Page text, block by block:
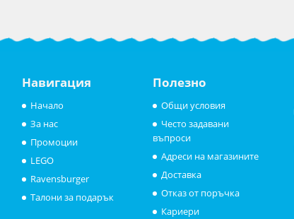
Навигация
Начало
За нас
Промоции
LEGO
Ravensburger
Талони за подарък
Полезно
Общи условия
Често задавани
въпроси
Адреси на магазините
Доставка
Отказ от поръчка
Кариери